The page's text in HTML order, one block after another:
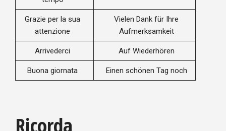
Grazie per la sua
attenzione
Vielen Dank für Ihre
Aufmerksamkeit
Arrivederci Auf Wiederhören
Buona giornata Einen schönen Tag noch
Ricorda